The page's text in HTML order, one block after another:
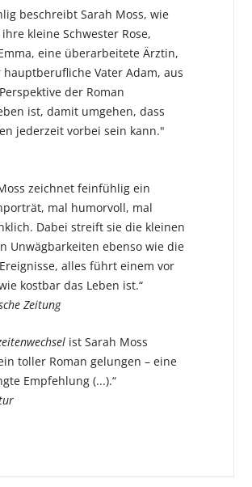
beschreibt Sarah Moss, wie
kleine Schwester Rose,
eine überarbeitete Ärztin,
Vater Adam, aus
der Roman
ist, damit umgehen, dass
jederzeit vorbei sein kann."
zeichnet feinfühlig ein
mal humorvoll, mal
Dabei streift sie die kleinen
Unwägbarkeiten ebenso wie die
alles führt einem vor
kostbar das Leben ist.“
Zeitung
ist Sarah Moss
toller Roman gelungen – eine
Empfehlung (...).“